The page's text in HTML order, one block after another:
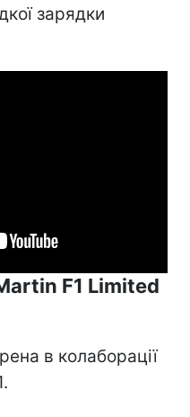
зарядки
F1 Limited
в колаборації